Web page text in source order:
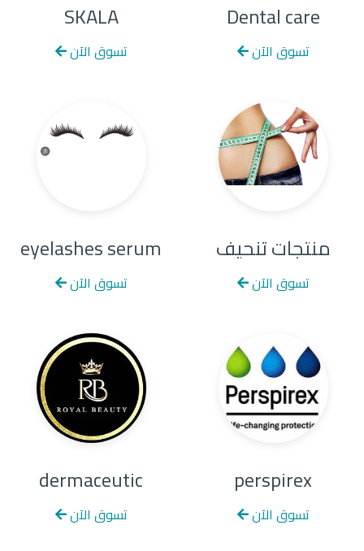
Dental care
تسوق الآن
SKALA
تسوق الآن
منتجات تنحيف
تسوق الآن
eyelashes serum
تسوق الآن
perspirex
تسوق الآن
dermaceutic
تسوق الآن